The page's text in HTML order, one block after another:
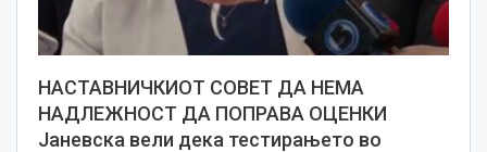
НАСТАВНИЧКИОТ СОВЕТ ДА НЕМА
НАДЛЕЖНОСТ ДА ПОПРАВА ОЦЕНКИ
Јаневска вели дека тестирањето во